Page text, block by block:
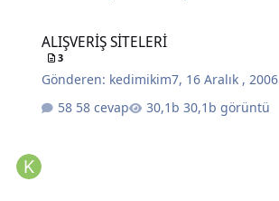
ALIŞVERİŞ SİTELERİ
3
Gönderen: kedimikim7, 16 Aralık , 2006
58 cevap
30,1b görüntü